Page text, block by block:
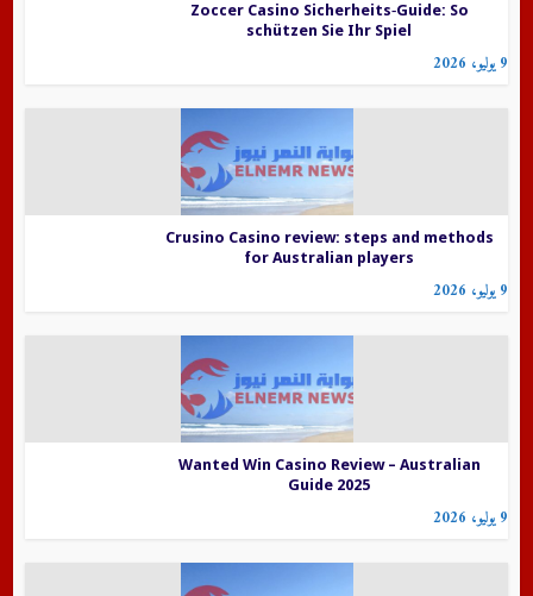
Zoccer Casino Sicherheits‑Guide: So
schützen Sie Ihr Spiel
9 يوليو، 2026
Crusino Casino review: steps and methods
for Australian players
9 يوليو، 2026
Wanted Win Casino Review – Australian
Guide 2025
9 يوليو، 2026